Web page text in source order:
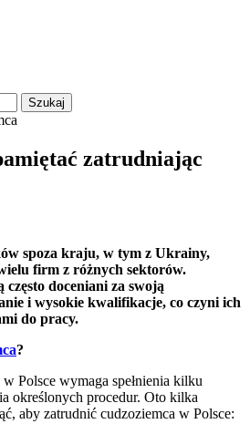
zatrudniając
spoza kraju, w tym z Ukrainy,
firm z różnych sektorów.
doceniani za swoją
i wysokie kwalifikacje, co czyni ich
do pracy.
?
Polsce wymaga spełnienia kilku
określonych procedur. Oto kilka
aby zatrudnić cudzoziemca w Polsce: